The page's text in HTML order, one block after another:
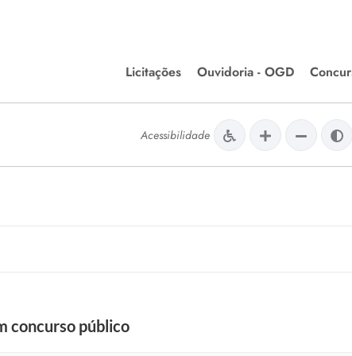
Licitações
Editais de Licitações
Chamamentos Públicos
Ouvidoria - OGD
Meio Ambiente
Acessibilidade
concurso público